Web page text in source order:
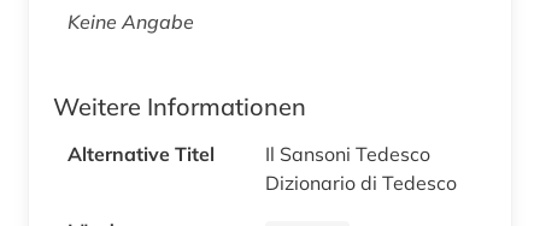
Keine Angabe
Weitere Informationen
Alternative Titel
Il Sansoni Tedesco
Dizionario di Tedesco